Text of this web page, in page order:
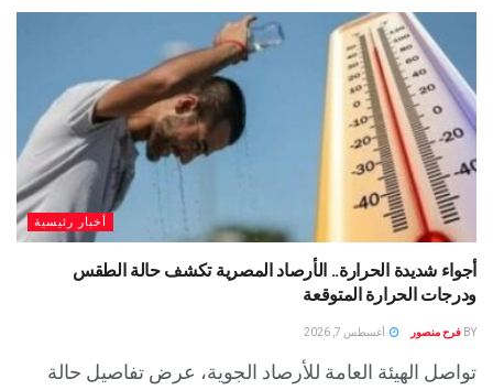
أخبار رئيسية
أجواء شديدة الحرارة.. الأرصاد المصرية تكشف حالة الطقس
ودرجات الحرارة المتوقعة
BY فرح منصور أغسطس 7, 2026
تواصل الهيئة العامة للأرصاد الجوية، عرض تفاصيل حالة